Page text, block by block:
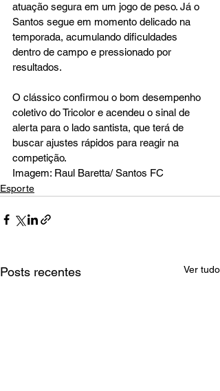
atuação segura em um jogo de peso. Já o
Santos segue em momento delicado na
temporada, acumulando dificuldades
dentro de campo e pressionado por
resultados.
O clássico confirmou o bom desempenho
coletivo do Tricolor e acendeu o sinal de
alerta para o lado santista, que terá de
buscar ajustes rápidos para reagir na
competição.
Imagem: Raul Baretta/ Santos FC
Esporte
Posts recentes Ver tudo